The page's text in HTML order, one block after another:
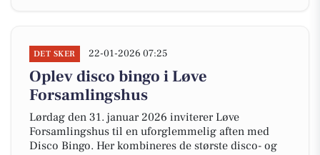
DET SKER 22-01-2026 07:25
Oplev disco bingo i Løve
Forsamlingshus
Lørdag den 31. januar 2026 inviterer Løve
Forsamlingshus til en uforglemmelig aften med
Disco Bingo. Her kombineres de største disco- og